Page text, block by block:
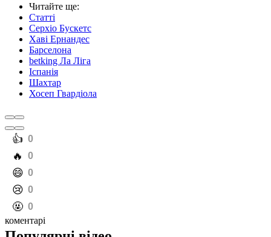
Читайте ще:
Статті
Серхіо Бускетс
Хаві Ернандес
Барселона
betking Ла Ліга
Іспанія
Шахтар
Хосеп Гвардіола
️👍 0
️🔥 0
️😄 0
️😢 0
️🤬 0
коментарі